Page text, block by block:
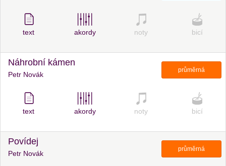
text akordy noty bicí
Náhrobní kámen
Petr Novák
průměrná
text akordy noty bicí
Povídej
Petr Novák
průměrná